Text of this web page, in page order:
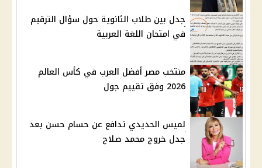
جدل بين طلاب الثانوية حول سؤال الترقيم
في امتحان اللغة العربية
منتخب مصر أفضل العرب في كأس العالم
2026 وفق تقييم جول
لميس الحديدي تدافع عن حسام حسن بعد
جدل خروج محمد صلاح